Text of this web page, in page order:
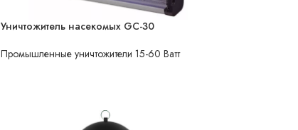
НЕТ В НАЛИЧИИ
Уничтожитель насекомых GC-30
Промышленные уничтожители 15-60 Ватт